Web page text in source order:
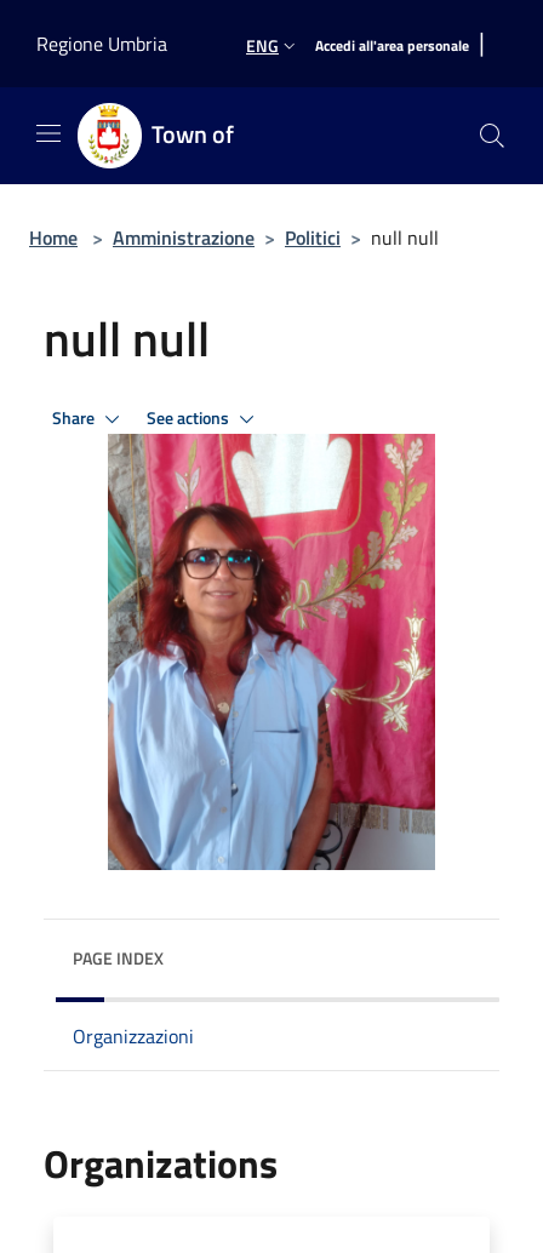
Regione Umbria
ENG Accedi all'area personale |
Town of
Home > Amministrazione > Politici > null null
null null
Share See actions
PAGE INDEX
Organizzazioni
Organizations